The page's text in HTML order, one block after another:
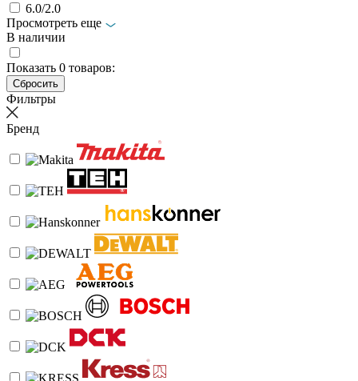
6.0/2.0
Просмотреть еще
В наличии
Показать 0 товаров:
Фильтры
Бренд